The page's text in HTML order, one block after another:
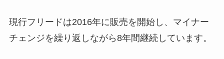
現行フリードは2016年に販売を開始し、マイナー
チェンジを繰り返しながら8年間継続しています。